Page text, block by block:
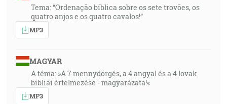
Tema: “Ordenação bíblica sobre os sete trovões, os
quatro anjos e os quatro cavalos!”
MP3
MAGYAR
A téma: »A 7 mennydörgés, a 4 angyal és a 4 lovak
bibliai értelmezése - magyarázata!«
MP3